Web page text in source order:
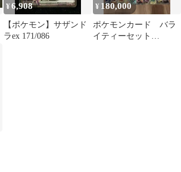
¥6,908
【ポケモン】サザンド
ラex 171/086
¥ 180,000
ポケモンカード バラ
イティーセット